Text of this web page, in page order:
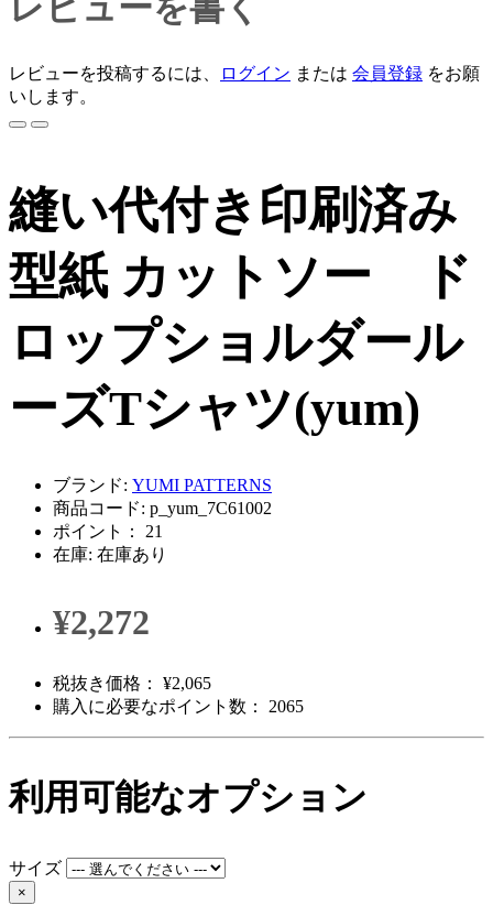
レビューを投稿するには、 ログイン または 会員登録 をお願
いします。
縫い代付き印刷済み
型紙 カットソー ド
ロップショルダール
ーズTシャツ(yum)
ブランド: YUMI PATTERNS
商品コード: p_yum_7C61002
ポイント： 21
在庫: 在庫あり
¥2,272
税抜き価格： ¥2,065
購入に必要なポイント数： 2065
利用可能なオプション
サイズ
×